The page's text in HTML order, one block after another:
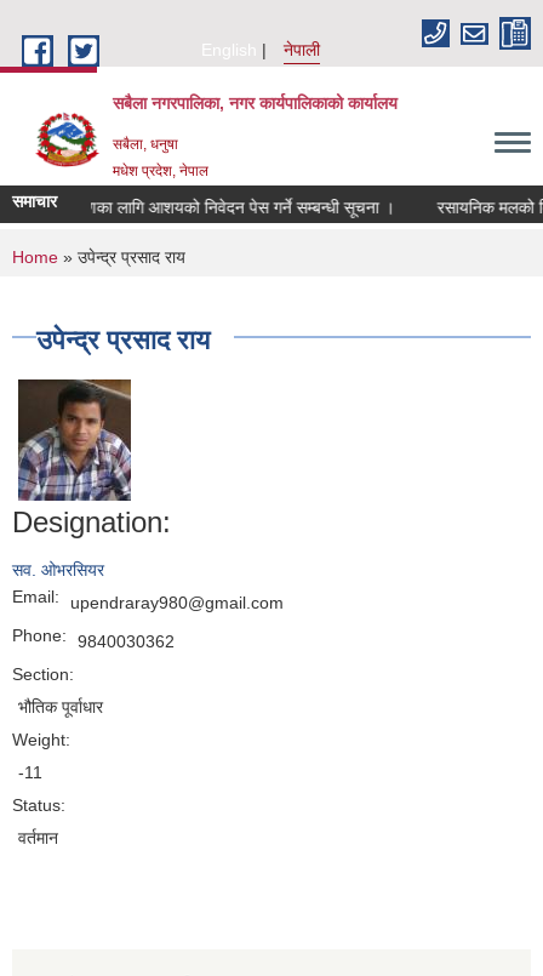
English
नेपाली
सबैला नगरपालिका, नगर कार्यपालिकाको कार्यालय
सबैला, धनुषा
मधेश प्रदेश, नेपाल
समाचार
लेखापरिक्षणका लागि आशयको निवेदन पेस गर्ने सम्बन्धी सूचना । रसायनिक मलको
You are here
Home » उपेन्द्र प्रसाद राय
उपेन्द्र प्रसाद राय
Designation:
सव. ओभरसियर
Email:
upendraray980@gmail.com
Phone:
9840030362
Section:
भौतिक पूर्वाधार
Weight:
-11
Status:
वर्तमान